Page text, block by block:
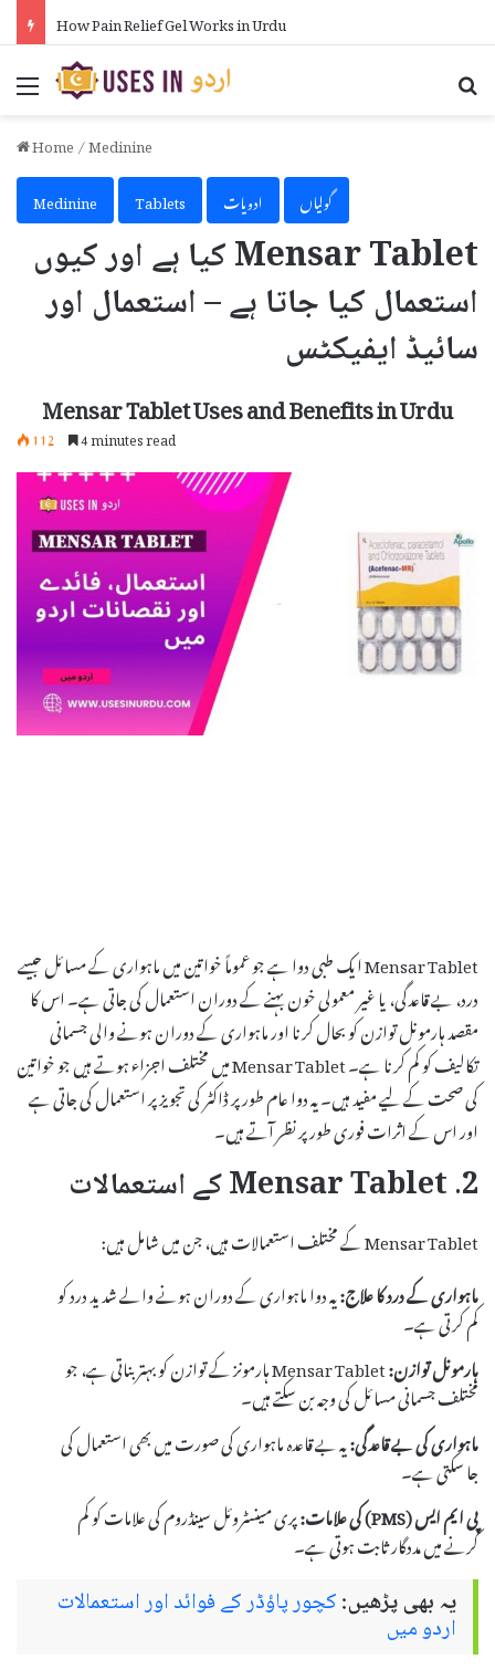
How to Know Your Phone Number in Urdu
Menu
Home/Medinine
Medinine
Tablets ادویات گولیاں
Mensar Tablet کیا ہے اور کیوں
استعمال کیا جاتا ہے – استعمال اور
سائیڈ ایفیکٹس
Mensar Tablet Uses and Benefits in Urdu
112 4 minutes read
Mensar Tablet ایک طبی دوا ہے جو عموماً خواتین میں ماہواری کے مسائل جیسے
درد، بے قاعدگی، یا غیر معمولی خون بہنے کے دوران استعمال کی جاتی ہے۔ اس کا
مقصد ہارمونل توازن کو بحال کرنا اور ماہواری کے دوران ہونے والی جسمانی
تکالیف کو کم کرنا ہے۔ Mensar Tablet میں مختلف اجزاء ہوتے ہیں جو خواتین
کی صحت کے لیے مفید ہیں۔ یہ دوا عام طور پر ڈاکٹر کی تجویز پر استعمال کی جاتی ہے
اور اس کے اثرات فوری طور پر نظر آتے ہیں۔
2. Mensar Tablet کے استعمالات
Mensar Tablet کے مختلف استعمالات ہیں، جن میں شامل ہیں:
ماہواری کے درد کا علاج:یہ دوا ماہواری کے دوران ہونے والے شدید درد کو
کم کرتی ہے۔
ہارمونل توازن:
Mensar Tablet ہارمونز کے توازن کو بہتر بناتی ہے، جو
مختلف جسمانی مسائل کی وجہ بن سکتے ہیں۔
ماہواری کی بے قاعدگی:یہ بے قاعدہ ماہواری کی صورت میں بھی استعمال کی
جا سکتی ہے۔
پی ایم ایس (PMS) کی علامات:
پری مینسٹروئل سینڈروم کی علامات کو کم
کرنے میں مددگار ثابت ہوتی ہے۔
یہ بھی پڑھیں:کچور پاؤڈر کے فوائد اور استعمالات
اردو میں